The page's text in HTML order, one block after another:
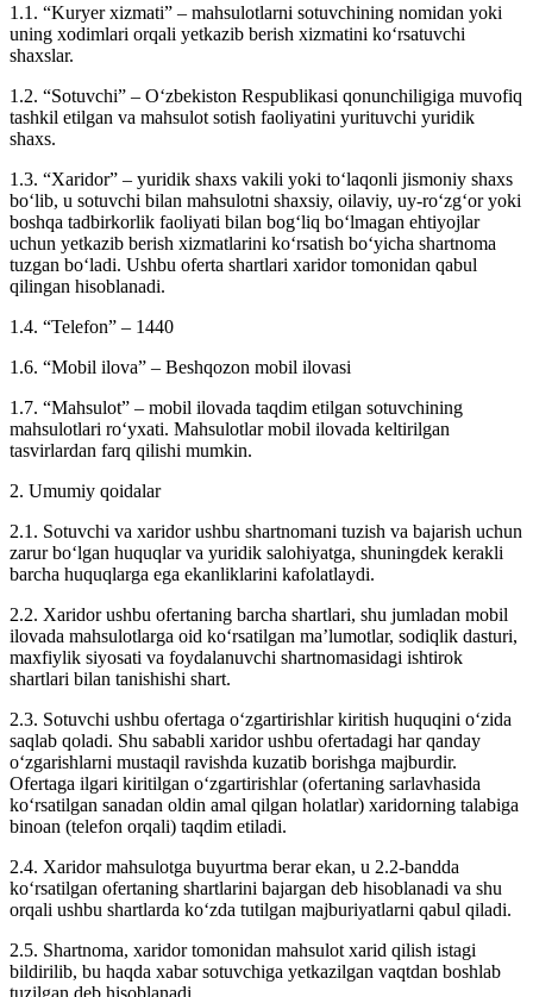
1.1. “Kuryer xizmati” – mahsulotlarni sotuvchining nomidan yoki
uning xodimlari orqali yetkazib berish xizmatini ko‘rsatuvchi
shaxslar.
1.2. “Sotuvchi” – O‘zbekiston Respublikasi qonunchiligiga muvofiq
tashkil etilgan va mahsulot sotish faoliyatini yurituvchi yuridik
shaxs.
1.3. “Xaridor” – yuridik shaxs vakili yoki to‘laqonli jismoniy shaxs
bo‘lib, u sotuvchi bilan mahsulotni shaxsiy, oilaviy, uy-ro‘zg‘or yoki
boshqa tadbirkorlik faoliyati bilan bog‘liq bo‘lmagan ehtiyojlar
uchun yetkazib berish xizmatlarini ko‘rsatish bo‘yicha shartnoma
tuzgan bo‘ladi. Ushbu oferta shartlari xaridor tomonidan qabul
qilingan hisoblanadi.
1.4. “Telefon” – 1440
1.6. “Mobil ilova” – Beshqozon mobil ilovasi
1.7. “Mahsulot” – mobil ilovada taqdim etilgan sotuvchining
mahsulotlari ro‘yxati. Mahsulotlar mobil ilovada keltirilgan
tasvirlardan farq qilishi mumkin.
2. Umumiy qoidalar
2.1. Sotuvchi va xaridor ushbu shartnomani tuzish va bajarish uchun
zarur bo‘lgan huquqlar va yuridik salohiyatga, shuningdek kerakli
barcha huquqlarga ega ekanliklarini kafolatlaydi.
2.2. Xaridor ushbu ofertaning barcha shartlari, shu jumladan mobil
ilovada mahsulotlarga oid ko‘rsatilgan ma’lumotlar, sodiqlik dasturi,
maxfiylik siyosati va foydalanuvchi shartnomasidagi ishtirok
shartlari bilan tanishishi shart.
2.3. Sotuvchi ushbu ofertaga o‘zgartirishlar kiritish huquqini o‘zida
saqlab qoladi. Shu sababli xaridor ushbu ofertadagi har qanday
o‘zgarishlarni mustaqil ravishda kuzatib borishga majburdir.
Ofertaga ilgari kiritilgan o‘zgartirishlar (ofertaning sarlavhasida
ko‘rsatilgan sanadan oldin amal qilgan holatlar) xaridorning talabiga
binoan (telefon orqali) taqdim etiladi.
2.4. Xaridor mahsulotga buyurtma berar ekan, u 2.2-bandda
ko‘rsatilgan ofertaning shartlarini bajargan deb hisoblanadi va shu
orqali ushbu shartlarda ko‘zda tutilgan majburiyatlarni qabul qiladi.
2.5. Shartnoma, xaridor tomonidan mahsulot xarid qilish istagi
bildirilib, bu haqda xabar sotuvchiga yetkazilgan vaqtdan boshlab
tuzilgan deb hisoblanadi.